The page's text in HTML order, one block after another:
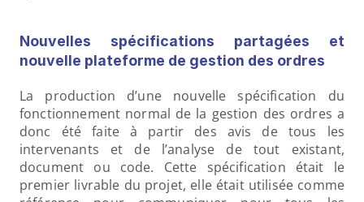
Nouvelles spécifications partagées et
nouvelle plateforme de gestion des ordres
La production d’une nouvelle spécification du
fonctionnement normal de la gestion des ordres a
donc été faite à partir des avis de tous les
intervenants et de l’analyse de tout existant,
document ou code. Cette spécification était le
premier livrable du projet, elle était utilisée comme